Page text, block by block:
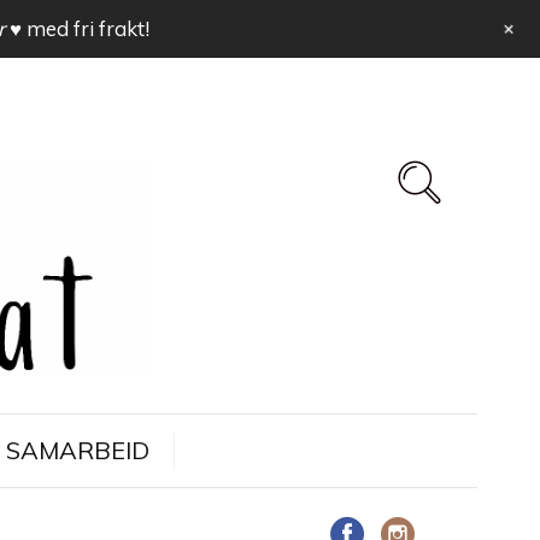
SAMARBEID
♥ med fri frakt! +